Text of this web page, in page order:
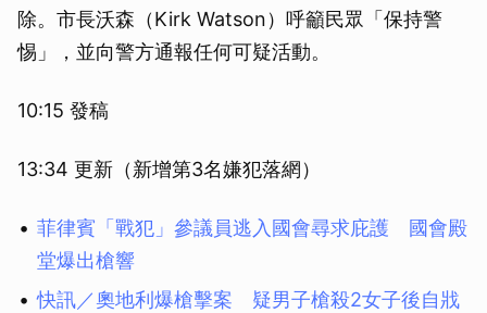
除。市長沃森（Kirk Watson）呼籲民眾「保持警
惕」，並向警方通報任何可疑活動。
10:15 發稿
13:34 更新（新增第3名嫌犯落網）
菲律賓「戰犯」參議員逃入國會尋求庇護 國會殿
堂爆出槍響
快訊／奧地利爆槍擊案 疑男子槍殺2女子後自戕